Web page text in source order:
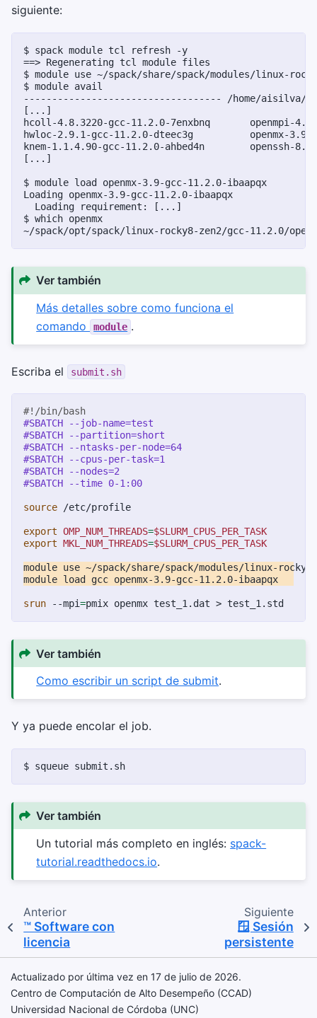
siguiente:
$ spack module tcl refresh
==> Regenerating tcl module files
$ module use
$ module
----------------------------------- /home/aisilva/
[...]
hcoll-4.8.3220-gcc-11.2.0-7enxbnq       openmpi-
hwloc-2.9.1-gcc-11.2.0-dteec3g          openmx-
knem-1.1.4.90-gcc-11.2.0-ahbed4n        openssh-
[...]
$ module load
Loading openmx-3.9-gcc-11.2.0-ibaapqx
  Loading requirement: [...]
$ which
~/spack/opt/spack/linux-rocky8-zen2/gcc-11.2.0/
Ver también
Más detalles sobre como funciona el
comando
module .
Escriba el submit.sh
#!/bin/bash
#SBATCH --job-name=test
#SBATCH --partition=short
#SBATCH --ntasks-per-node=64
#SBATCH --cpus-per-task=1
#SBATCH --nodes=2
#SBATCH --time 0-1:00
source /etc/profile
export OMP_NUM_THREADS=$SLURM_CPUS_PER_TASK
export MKL_NUM_THREADS=$SLURM_CPUS_PER_TASK
module use
module load gcc
srun --mpi=pmix openmx test_1.dat >
Ver también
Como escribir un script de submit.
Y ya puede encolar el job.
$ squeue
Ver también
Un tutorial más completo en inglés: spack-
tutorial.readthedocs.io.
Anterior
™️ Software con
licencia
Siguiente
🪟 Sesión
persistente
Actualizado por última vez en 17 de julio de 2026.
Centro de Computación de Alto Desempeño (CCAD)
Universidad Nacional de Córdoba (UNC)